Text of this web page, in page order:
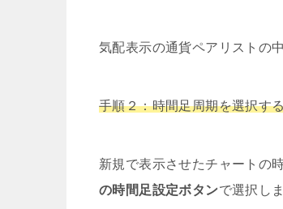
気配表示の通貨ペアリストの
手順２：時間足周期を選択す
新規で表示させたチャートの
の時間足設定ボタンで選択し